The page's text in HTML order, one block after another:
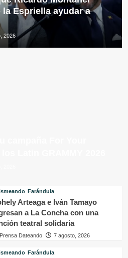
Espriella ayudar a
2026
Farándula
Arteaga e Iván Tamayo
a La Concha con una
teatral solidaria
Prensa Dateando 7 agosto, 2026
Farándula